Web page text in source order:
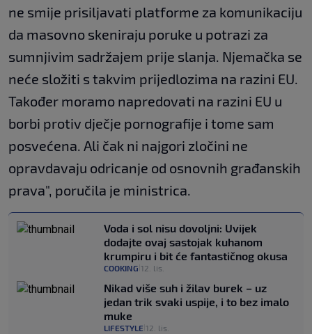
ne smije prisiljavati platforme za komunikaciju
da masovno skeniraju poruke u potrazi za
sumnjivim sadržajem prije slanja. Njemačka se
neće složiti s takvim prijedlozima na razini EU.
Također moramo napredovati na razini EU u
borbi protiv dječje pornografije i tome sam
posvećena. Ali čak ni najgori zločini ne
opravdavaju odricanje od osnovnih građanskih
prava", poručila je ministrica.
Voda i sol nisu dovoljni: Uvijek
dodajte ovaj sastojak kuhanom
krumpiru i bit će fantastičnog okusa
COOKING 12. lis.
Nikad više suh i žilav burek – uz
jedan trik svaki uspije, i to bez imalo
muke
LIFESTYLE 12. lis.